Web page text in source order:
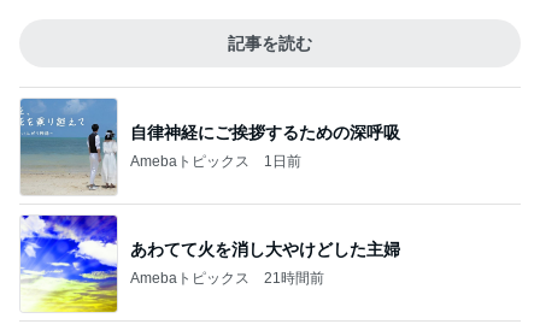
記事を読む
自律神経にご挨拶するための深呼吸
Amebaトピックス 1日前
あわてて火を消し大やけどした主婦
Amebaトピックス 21時間前